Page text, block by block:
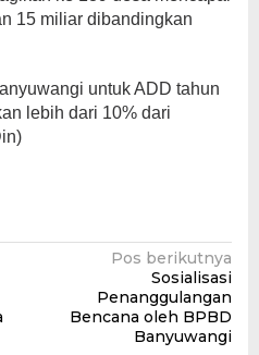
15 miliar dibandingkan
untuk ADD tahun
lebih dari 10% dari
Pos berikutnya
Sosialisasi
Penanggulangan
Bencana oleh BPBD
Banyuwangi